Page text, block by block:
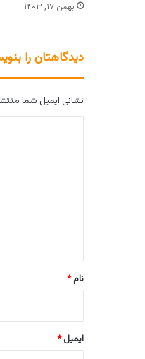
بهمن ۱۷, ۱۴۰۳
دیدگاهتان را
نشانی ایمیل شما
نام*
ایمیل*